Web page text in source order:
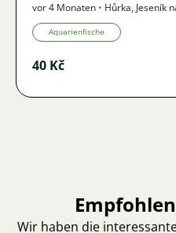
vor 4 Monaten • Hůrka, Jeseník
Aquarienfische
40 Kč
Wir haben die